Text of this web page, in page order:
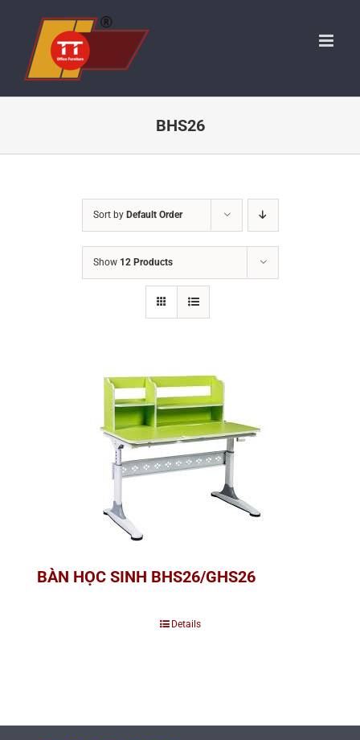
content
BHS26
Sort by Default Order
Show 12 Products
BÀN HỌC SINH BHS26/GHS26
Details